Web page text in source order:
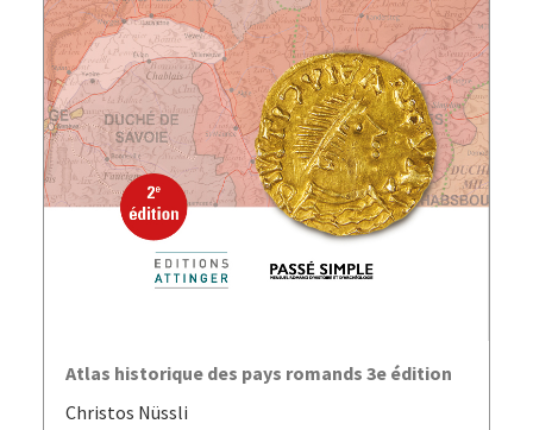
AJOUTER AU PANIER
Atlas historique des pays romands 3e édition
Christos Nüssli